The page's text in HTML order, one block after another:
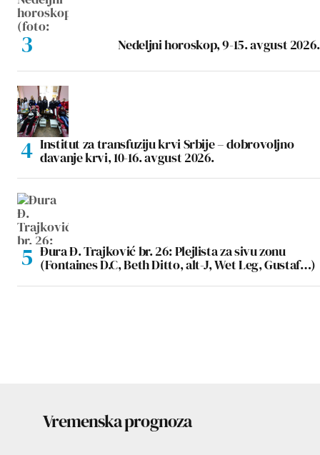
Nedeljni horoskop, 9-15. avgust 2026.
Institut za transfuziju krvi Srbije – dobrovoljno
davanje krvi, 10-16. avgust 2026.
Đura Đ. Trajković br. 26: Plejlista za sivu zonu
(Fontaines D.C, Beth Ditto, alt-J, Wet Leg, Gustaf…)
Vremenska prognoza